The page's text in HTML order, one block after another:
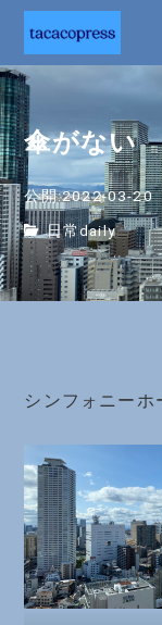
傘がない
公開:2022-03-20
日常daily
シンフォニーホ